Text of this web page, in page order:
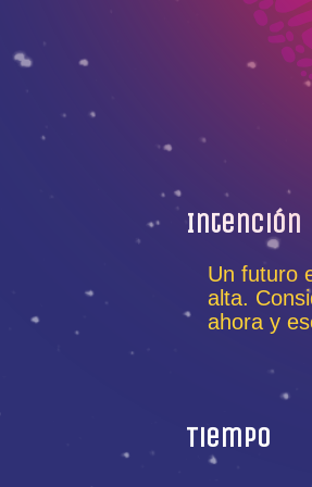
Intención
Un futuro
alta.
ahora y
Tiempo